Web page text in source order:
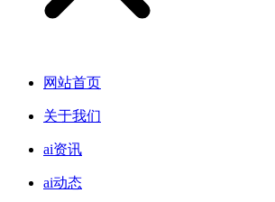
网站首页
关于我们
ai资讯
ai动态